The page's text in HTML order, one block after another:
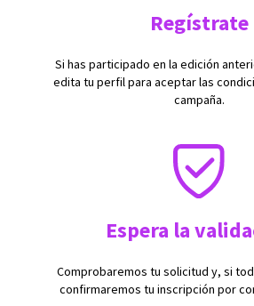
Regístrate
Si has participado en la edición
edita tu perfil para aceptar las
campaña.
Espera la
Comprobaremos tu solicitud y, si
confirmaremos tu inscripción por